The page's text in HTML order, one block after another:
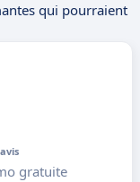
qui pourraient
gratuite